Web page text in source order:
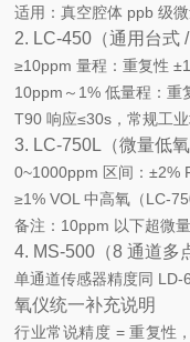
适用：真空腔体 ppb 级
2. LC-450（通用台式
≥10ppm 量程：重复性
10ppm～1% 低量程：重
T90 响应≤30s，常规工
3. LC-750L（微量低
0~1000ppm 区间：±2%
≥1% VOL 中高氧（LC-
备注：10ppm 以下超微
4. MS-500（8 通道多
单通道传感器精度同
氧仪统一补充说明
行业常说精度 = 重复性